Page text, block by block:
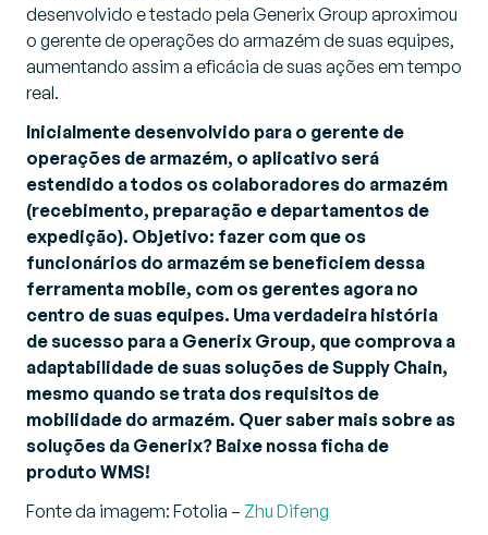
desenvolvido e testado pela Generix Group aproximou
o gerente de operações do armazém de suas equipes,
aumentando assim a eficácia de suas ações em tempo
real.
Inicialmente desenvolvido para o gerente de
operações de armazém, o aplicativo será
estendido a todos os colaboradores do armazém
(recebimento, preparação e departamentos de
expedição). Objetivo: fazer com que os
funcionários do armazém se beneficiem dessa
ferramenta mobile, com os gerentes agora no
centro de suas equipes. Uma verdadeira história
de sucesso para a Generix Group, que comprova a
adaptabilidade de suas soluções de Supply Chain,
mesmo quando se trata dos requisitos de
mobilidade do armazém. Quer saber mais sobre as
soluções da Generix? Baixe nossa ficha de
produto WMS!
Fonte da imagem: Fotolia – Zhu Difeng